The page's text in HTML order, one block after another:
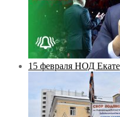
15 февраля НОД